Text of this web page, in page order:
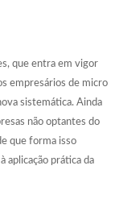
que entra em vigor
empresários de micro
sistemática. Ainda
não optantes do
que forma isso
aplicação prática da